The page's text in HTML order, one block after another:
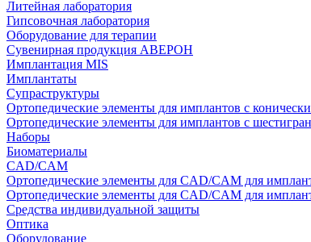
Литейная лаборатория
Гипсовочная лаборатория
Оборудование для терапии
Сувенирная продукция АВЕРОН
Имплантация MIS
Имплантаты
Супраструктуры
Ортопедические элементы для имплантов с
Ортопедические элементы для имплантов с
Наборы
Биоматериалы
CAD/CAM
Ортопедические элементы для CAD/CAM для
Ортопедические элементы для CAD/CAM для
Средства индивидуальной защиты
Оптика
Оборудование